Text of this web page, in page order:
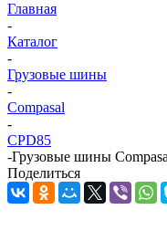
Главная
-
Каталог
-
Грузовые шины
-
Compasal
-
CPD85
-Грузовые шины
Поделиться